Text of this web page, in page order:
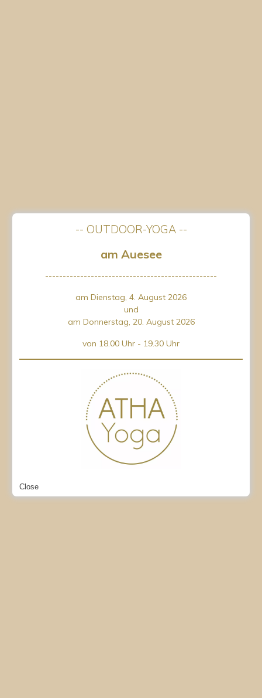
Close
-- OUTDOOR-YOGA --
am Auesee
-------------------------------------------------
am Dienstag, 4. August 2026
und
am Donnerstag, 20. August 2026
von 18.00 Uhr - 19.30 Uhr